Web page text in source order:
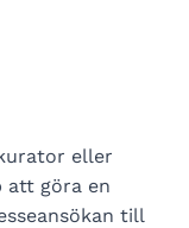
eller
att göra en
till